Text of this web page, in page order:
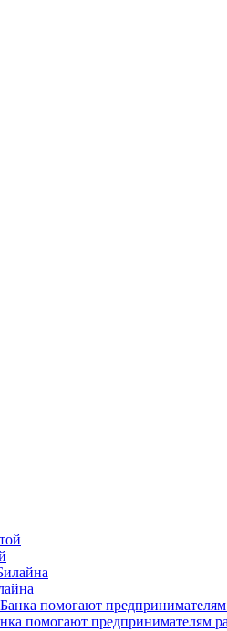
помогают предпринимателям